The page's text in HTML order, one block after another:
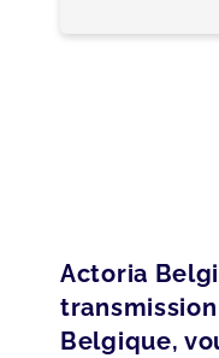
Actoria
Belgique,